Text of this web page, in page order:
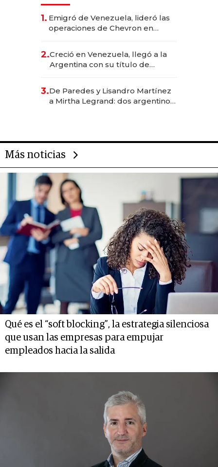
1. Emigró de Venezuela, lideró las
operaciones de Chevron en
2.Creció en Venezuela, llegó a la
Argentina con su título de
las marcas "fast premium"
3.De Paredes y Lisandro Martínez
a Mirtha Legrand: dos argentinos
Más noticias
Qué es el “soft blocking”, la estrategia silenciosa
que usan las empresas para empujar
empleados hacia la salida